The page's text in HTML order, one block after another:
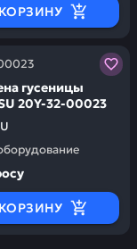
гарантию
гусеницы
20Y-32-00023
запчасти у